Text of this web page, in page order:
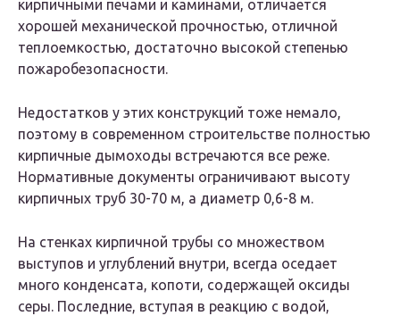
кирпичными печами и каминами, отличается
хорошей механической прочностью, отличной
теплоемкостью, достаточно высокой степенью
пожаробезопасности.
Недостатков у этих конструкций тоже немало,
поэтому в современном строительстве полностью
кирпичные дымоходы встречаются все реже.
Нормативные документы ограничивают высоту
кирпичных труб 30-70 м, а диаметр 0,6-8 м.
На стенках кирпичной трубы со множеством
выступов и углублений внутри, всегда оседает
много конденсата, копоти, содержащей оксиды
серы. Последние, вступая в реакцию с водой,